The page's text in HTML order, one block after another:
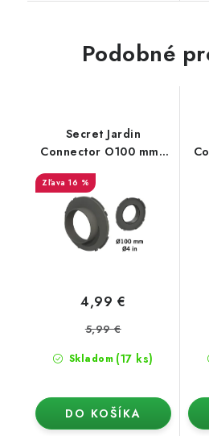
Podobné
Secret Jardin
Connector O100 mm -
Flange (16mm)
16 %
Skladom (17 ks)
4,99 €
5,99 €
DO KOŠÍKA